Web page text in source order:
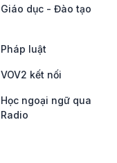
Giáo dục - Đào tạo
Pháp luật
VOV2 kết nối
Học ngoại ngữ qua
Radio